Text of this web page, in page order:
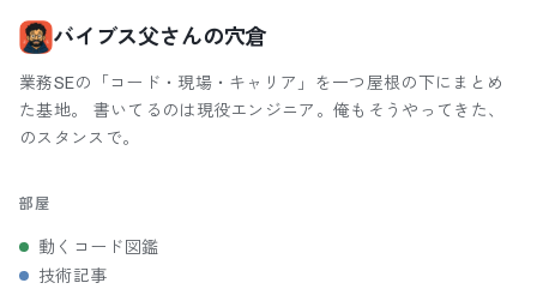
バイブス父さんの穴倉
業務SEの「コード・現場・キャリア」を一つ屋根の下にまとめ
た基地。 書いてるのは現役エンジニア。俺もそうやってきた、
のスタンスで。
部屋
動くコード図鑑
技術記事